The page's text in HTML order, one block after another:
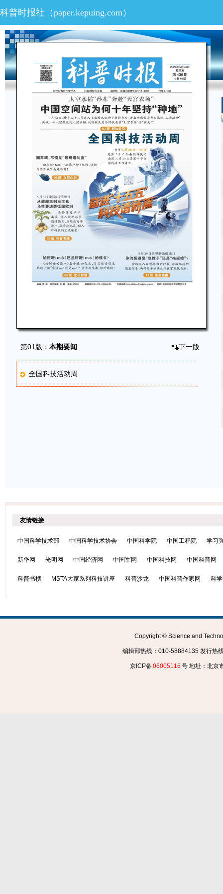
科普时报社（paper.kepuing.com）
第01版：本期要闻 下一版
全国科技活动周
友情链接
中国科学技术部 中国科学技术协会 中国科学院 中国工程院 学习
新华网 光明网 中国经济网 中国军网 中国科技网 中国科普网
科普书榜 MSTA大家系列科技讲座 科普沙龙 中国科普作家网 科
Copyright © Science and
编辑部热线：010-58884135 发行热
京ICP备06005116 号 地址：北京